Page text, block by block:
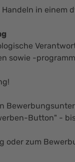
in einem
sowie -
Button" -
oder zum